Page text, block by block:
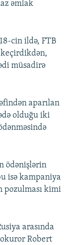
əmlak
cin ildə, FTB
müsadirə
aparılan
olduğu iki
ödənişlərin
isə kampaniya
pozulması kimi
arasında
Robert